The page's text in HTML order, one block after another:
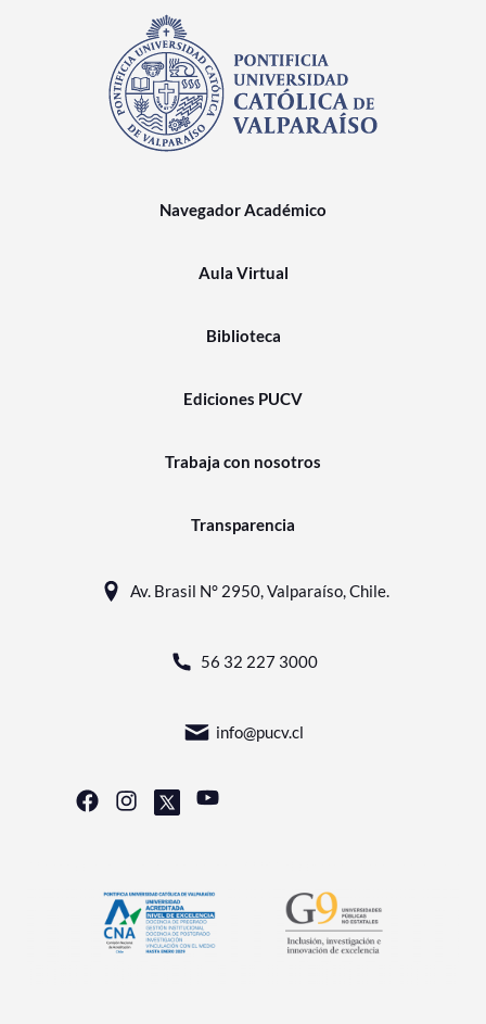
Navegador Académico
Aula Virtual
Biblioteca
Ediciones PUCV
Trabaja con nosotros
Transparencia
Av. Brasil N° 2950, Valparaíso, Chile.
56 32 227 3000
info@pucv.cl